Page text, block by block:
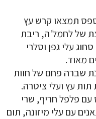
תמצאו קרש עץ
של לחמל'ה, ריבת
עלי גפן וסלרי
מאוד.
שברה פחם של חוות
תות עץ ועלי ציטרה.
פלפל חריף, שרי
עם עלי מיזונה, תום